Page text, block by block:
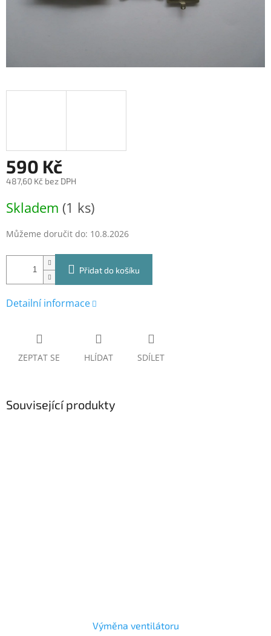
590 Kč
487,60 Kč bez DPH
cena:
Skladem (1 ks)
Můžeme doručit do: 10.8.2026
Přidat do košíku
Detailní informace
ZEPTAT SE HLÍDAT SDÍLET
Související produkty
Výměna ventilátoru